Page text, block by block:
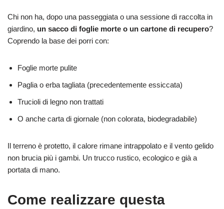
Chi non ha, dopo una passeggiata o una sessione di raccolta in
giardino, un sacco di foglie morte o un cartone di recupero?
Coprendo la base dei porri con:
Foglie morte pulite
Paglia o erba tagliata (precedentemente essiccata)
Trucioli di legno non trattati
O anche carta di giornale (non colorata, biodegradabile)
Il terreno è protetto, il calore rimane intrappolato e il vento gelido
non brucia più i gambi. Un trucco rustico, ecologico e già a
portata di mano.
Come realizzare questa